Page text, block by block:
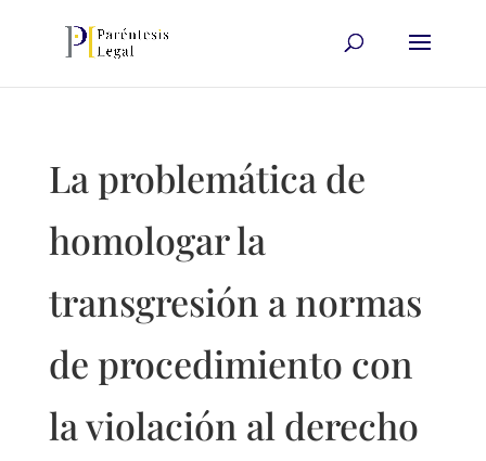
La problemática de
homologar la
transgresión a normas
de procedimiento con
la violación al derecho